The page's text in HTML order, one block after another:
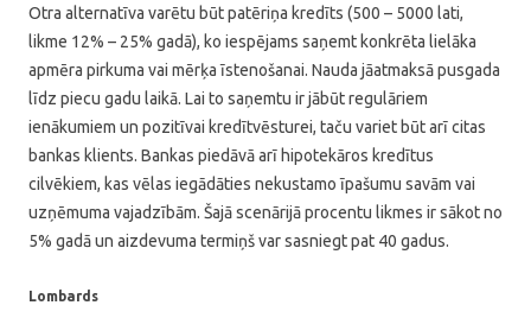
Otra alternatīva varētu būt patēriņa kredīts (500 – 5000 lati,
likme 12% – 25% gadā), ko iespējams saņemt konkrēta lielāka
apmēra pirkuma vai mērķa īstenošanai. Nauda jāatmaksā pusgada
līdz piecu gadu laikā. Lai to saņemtu ir jābūt regulāriem
ienākumiem un pozitīvai kredītvēsturei, taču variet būt arī citas
bankas klients. Bankas piedāvā arī hipotekāros kredītus
cilvēkiem, kas vēlas iegādāties nekustamo īpašumu savām vai
uzņēmuma vajadzībām. Šajā scenārijā procentu likmes ir sākot no
5% gadā un aizdevuma termiņš var sasniegt pat 40 gadus.
Lombards